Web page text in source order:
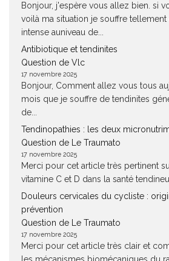
Bonjour, j'espère vous allez bien. si
voilà ma situation je souffre
intense auniveau de...
Antibiotique et tendinites
Question de Vlc
17 novembre 2025
Bonjour, Comment allez vous tous
mois que je souffre de tendinites
de...
Tendinopathies : les deux
Question de Le Traumato
17 novembre 2025
Merci pour cet article très pertinent
vitamine C et D dans la santé
Douleurs cervicales du cycliste :
prévention
Question de Le Traumato
17 novembre 2025
Merci pour cet article très clair et